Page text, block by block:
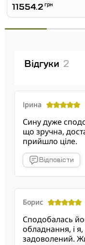
11554.2 грн
Відгуки 2
Ірина
Сину дуже
що зручна,
прийшло ціле.
Відповісти
Борис
Сподобалась
обладнання, і
задоволений.